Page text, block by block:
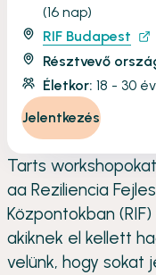
Tarts
aa Reziliencia
Központokban
akiknek el kellett
velünk, hogy sokat
(16 nap)
RIF Budapest
Résztvevő
Életkor: 18 - 30 év
Jelentkezés